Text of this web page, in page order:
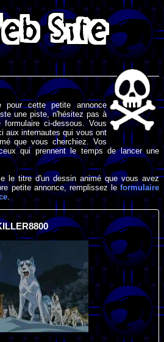
cette petite annonce
une piste, n'hésitez pas à
ci-dessous. Vous
aux internautes qui vous ont
que vous cherchiez. Vos
qui prennent le temps de lancer une
le titre d'un dessin animé que vous avez
petite annonce, remplissez leformulaire
.